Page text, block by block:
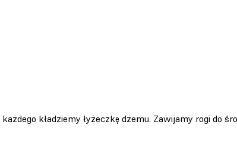
kładziemy łyżeczkę dżemu. Zawijamy rogi do